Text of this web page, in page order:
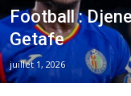
Football :
Getafe
juillet 1, 2026